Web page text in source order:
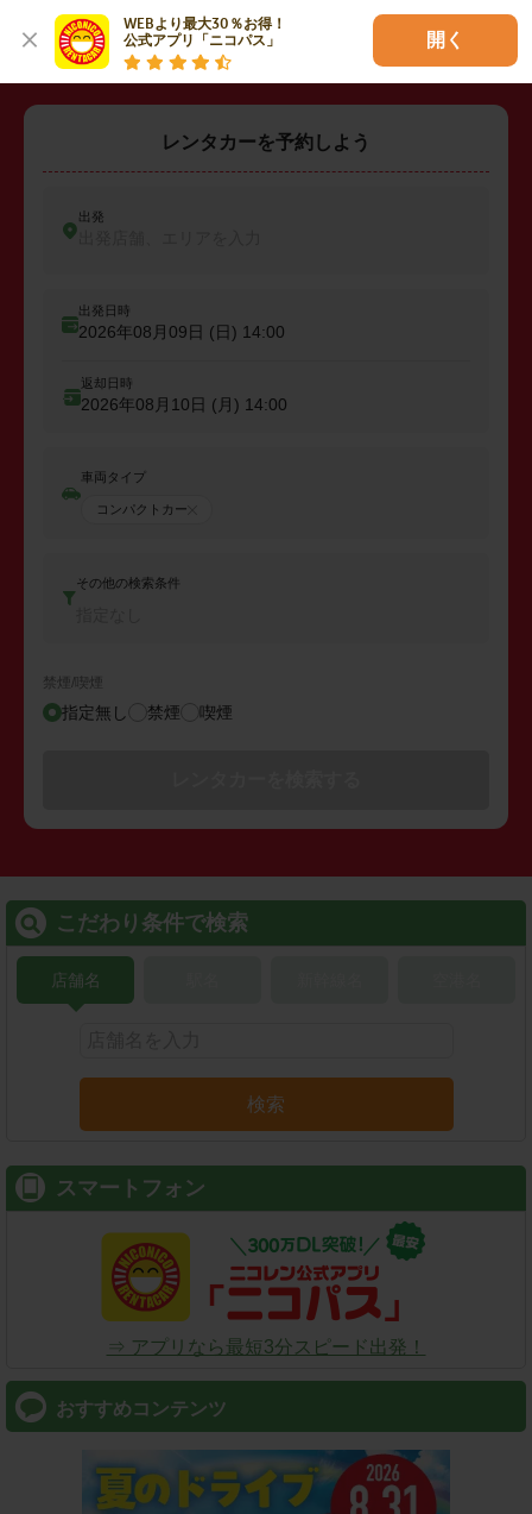
WEBより最大30％お得！
公式アプリ「ニコパス」
開く
レンタカーを予約しよう
出発
出発日時
2026年08月09日 (日) 14:00
返却日時
2026年08月10日 (月) 14:00
車両タイプ
コンパクトカー
その他の検索条件
禁煙/喫煙
指定無し 禁煙 喫煙
こだわり条件で検索
店舗名
検索
スマートフォン
⇒ アプリなら最短3分スピード出発！
おすすめコンテンツ